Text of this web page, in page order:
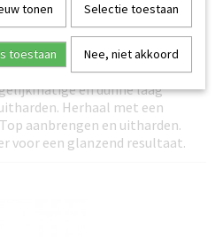
Ga verder met Gelpolish
base om de top vorm te
uitharden in Lilly Nails UV/LED-
en dunne laag
Herhaal met een
aanbrengen en uitharden.
voor een glanzend resultaat.
tonen Selectie toestaan
toestaan Nee, niet akkoord